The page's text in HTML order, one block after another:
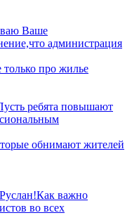
Ваше
администрация
только про жилье
ребята повышают
обнимают жителей
важно
во всех